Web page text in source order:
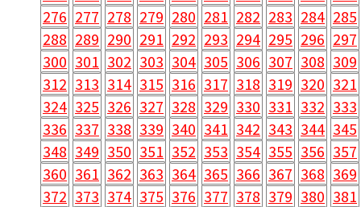
276 277 278 279 280 281 282 283 284 285
288 289 290 291 292 293 294 295 296 297
300 301 302 303 304 305 306 307 308 309
312 313 314 315 316 317 318 319 320 321
324 325 326 327 328 329 330 331 332 333
336 337 338 339 340 341 342 343 344 345
348 349 350 351 352 353 354 355 356 357
360 361 362 363 364 365 366 367 368 369
372 373 374 375 376 377 378 379 380 381